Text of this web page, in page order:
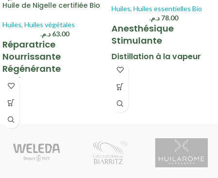
Huile de Nigelle certifiée Bio
Huiles, Huiles végétales
63.00 د.م.
Réparatrice
Nourrissante
Régénérante
Antioxydante
Apaisante
Première pression à froid
Graines de Nigelle
Huiles, Huiles essentielles Bio
78.00 د.م.
Anesthésique
Stimulante
Distillation à la vapeur
d'eau
Clous de girofle